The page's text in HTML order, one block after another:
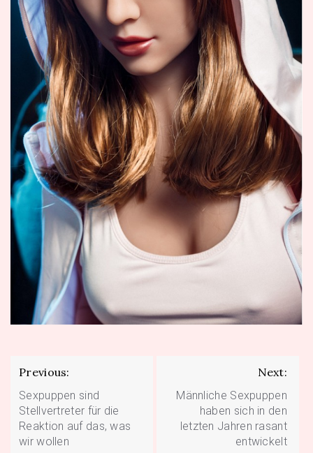
Beitragsnavigation
Previous:
Sexpuppen sind
Stellvertreter für die
Reaktion auf das, was
wir wollen
Next:
Männliche Sexpuppen
haben sich in den
letzten Jahren rasant
entwickelt